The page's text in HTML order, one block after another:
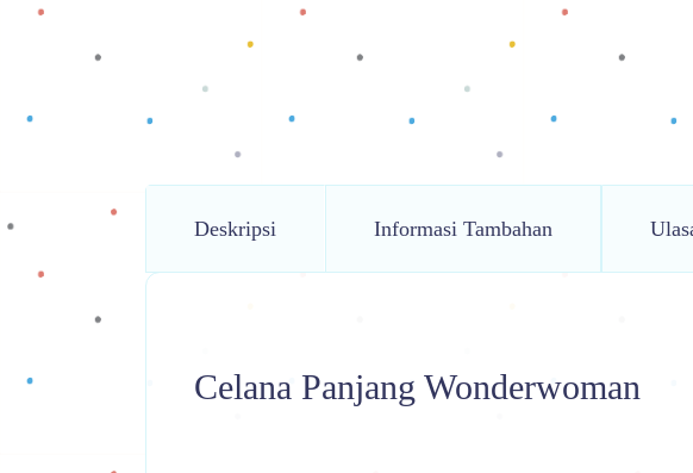
Deskripsi Informasi Tambahan
Celana Panjang Wonderwoman